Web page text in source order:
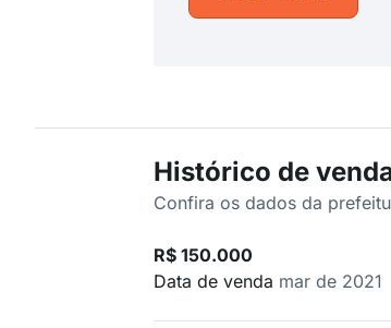
Histórico de
Confira os dados da
R$ 150.000
Data de venda mar de 2021